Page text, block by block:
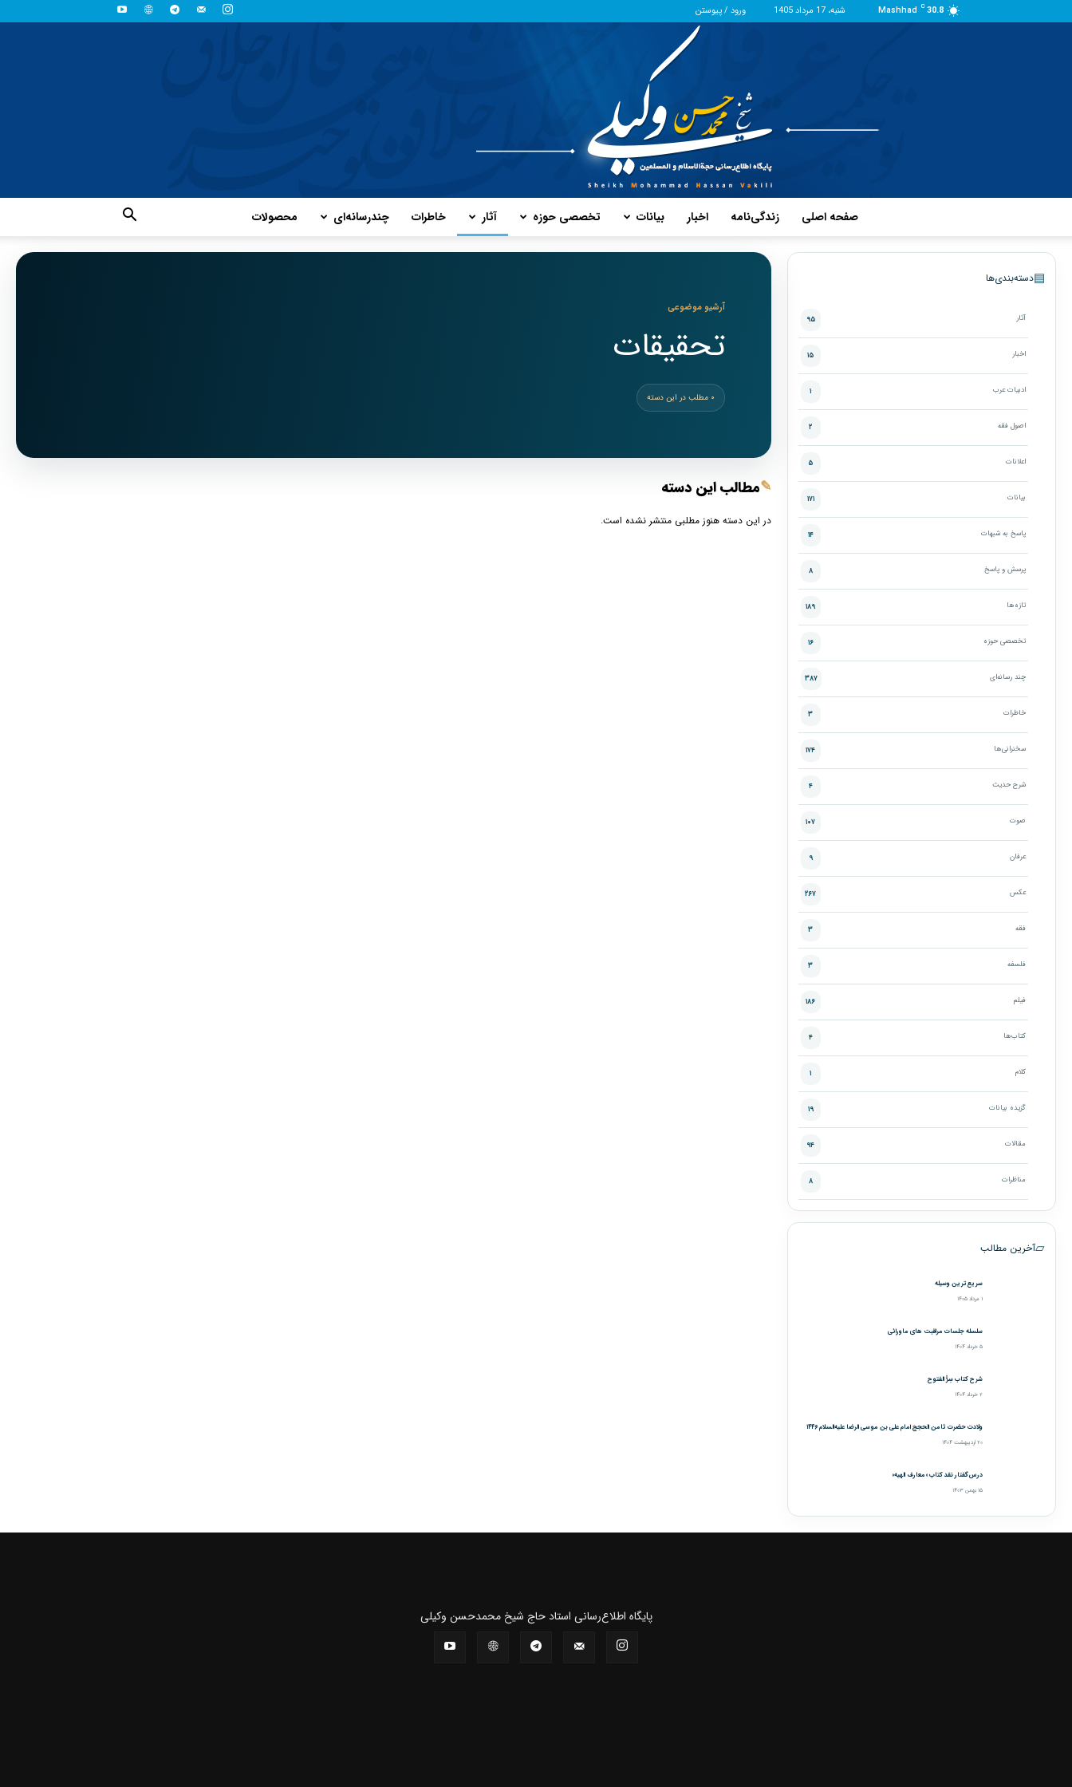
30.8
C
Mashhad شنبه، 17 مرداد 1405 ورود / پیوستن
پایگاه
و
صفحه اصلی زندگی‌نامه اخبار بیانات تخصصی حوزه آثار خاطرات چند‌رسانه‌ای محصولات
▤دسته‌بندی‌ها
آثار ۹۵
اخبار ۱۵
ادبیات عرب ۱
اصول فقه ۲
اعلانات ۵
بیانات ۱۷۱
پاسخ به شبهات ۱۴
پرسش و پاسخ ۸
تازه‌ها ۱۸۹
تخصصی حوزه ۱۶
چند رسانه‌ای ۳۸۷
خاطرات ۳
سخنرانی‌ها ۱۷۴
شرح حدیث ۴
صوت ۱۰۷
عرفان ۹
عکس ۲۶۷
فقه ۳
فلسفه ۳
فیلم ۱۸۶
کتاب‌ها ۴
کلام ۱
گزیده بیانات ۱۹
مقالات ۹۴
مناظرات ۸
▱آخرین مطالب
سریع‌ترین وسیله
۱ مرداد ۱۴۰۵
سلسله جلسات مراقبت های ماورائی
۵ خرداد ۱۴۰۴
شرح کتاب سِرُّ الفتوح
۲ خرداد ۱۴۰۴
ولادت حضرت ثامن الحجج امام علی بن موسی الرضا علیه‌السلام ۱۴۴۶
۲۰ اردیبهشت ۱۴۰۴
درس‌گفتار نقد کتاب «معارف الهیه»
۱۵ بهمن ۱۴۰۳
آرشیو موضوعی
تحقیقات
۰ مطلب در این دسته
✎مطالب این دسته
در این دسته هنوز مطلبی منتشر نشده است.
پايگاه اطلاع‌رسانی استاد حاج شیخ محمدحسن وکیلی